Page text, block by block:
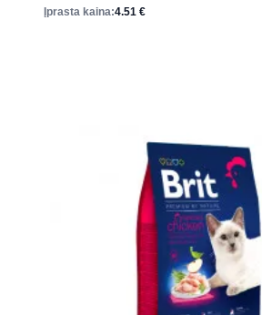
Įprasta kaina:4.51 €